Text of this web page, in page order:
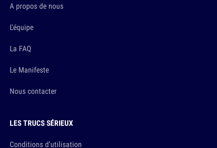
A propos de nous
L'équipe
La FAQ
Le Manifeste
Nous contacter
LES TRUCS SÉRIEUX
Conditions d'utilisation